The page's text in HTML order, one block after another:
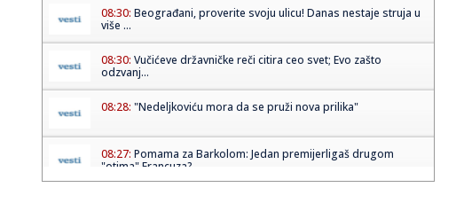
08:30: Beograđani, proverite svoju ulicu! Danas nestaje struja u
više ...
08:30: Vučićeve državničke reči citira ceo svet; Evo zašto
odzvanj...
08:28: "Nedeljkoviću mora da se pruži nova prilika"
08:27: Pomama za Barkolom: Jedan premijerligaš drugom
"otima" Francuza?...